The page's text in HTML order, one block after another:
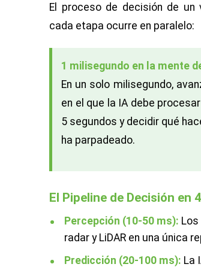
El proceso de decisión de un
cada etapa ocurre en paralelo:
1 milisegundo en la mente
En un solo milisegundo,
en el que la IA debe
5 segundos y decidir qué
ha parpadeado.
El Pipeline de Decisión en
Percepción (10-50 ms):
radar y LiDAR en una única
Predicción (20-100 ms): La